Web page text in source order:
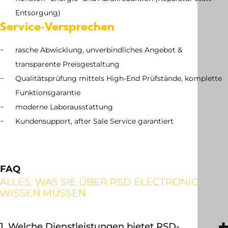
Entsorgung)
Service‑Versprechen
rasche Abwicklung, unverbindliches Angebot &
transparente Preisgestaltung
Qualitätsprüfung mittels High-End Prüfstände, komplette
Funktionsgarantie
moderne Laborausstattung
Kundensupport, after Sale Service garantiert
FAQ
ALLES, WAS SIE ÜBER RSD ELECTRONIC
WISSEN MÜSSEN